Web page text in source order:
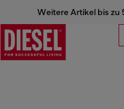
Weitere Artikel bis zu